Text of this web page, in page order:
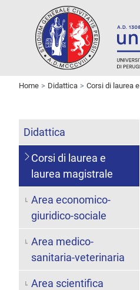
Home Didattica Corsi di laurea
Didattica
Corsi di laurea e
laurea magistrale
Area economico-
giuridico-sociale
Area medico-
sanitaria-veterinaria
Area scientifica